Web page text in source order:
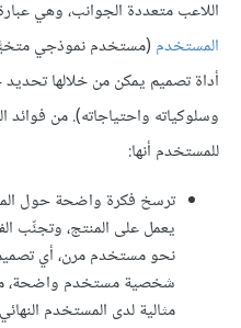
اللاعب متعددة الجوانب، وهي
المستخدم (مستخدم نموذجي متخيَّل
أداة تصميم يمكن من خلالها
وسلوكياته واحتياجاته). من
للمستخدم أنها:
ترسخ فكرة واضحة حول
يعمل على المنتج، وتجنِّب
نحو مستخدم مرن، أي
شخصية مستخدم واضحة،
مثالية لدى المستخدم